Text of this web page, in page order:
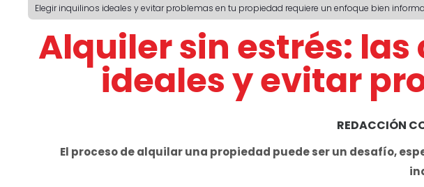
Elegir inquilinos ideales y evitar problemas en tu propiedad requiere un enfoque bien
Alquiler sin estrés:
ideales y evitar
REDACCIÓN
El proceso de alquilar una propiedad puede ser un desafío,